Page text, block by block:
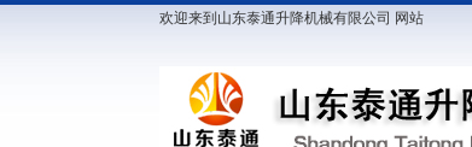
欢迎来到山东泰通升降机械有限公司 网站